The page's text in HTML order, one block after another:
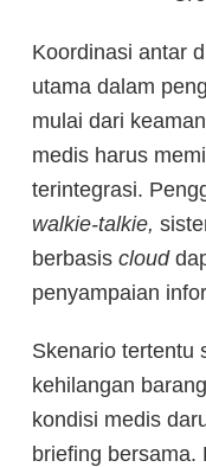
Koordinasi antar
utama dalam
mulai dari
medis harus
terintegrasi.
walkie-talkie,
berbasis cloud
penyampaian
Skenario tertentu
kehilangan
kondisi medis
briefing bersama.